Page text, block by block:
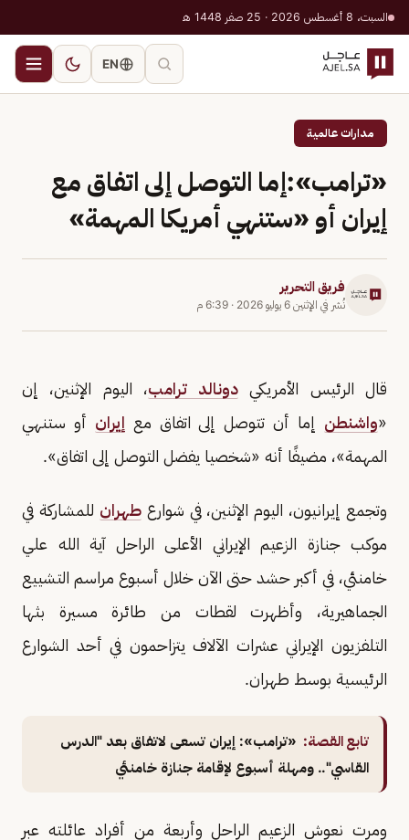
السبت، 8 أغسطس 2026 · 25 صفر 1448 هـ
EN
مدارات عالمية
«ترامب»:إما التوصل إلى اتفاق مع
إيران أو «ستنهي أمريكا المهمة»
فريق التحرير
نُشر في الإثنين 6 يوليو 2026 · 6:39 م
قال الرئيس الأمريكيدونالد ترامب، اليوم الإثنين، إن
«واشنطن إما أن تتوصل إلى اتفاق مع إيران أو ستنهي
المهمة»، مضيفًا أنه «شخصيا يفضل التوصل إلى اتفاق».
وتجمع إيرانيون، اليوم الإثنين، في شوارعطهران للمشاركة في
موكب جنازة الزعيم الإيراني الأعلى الراحل آية الله علي
خامنئي، في أكبر حشد حتى الآن خلال أسبوع مراسم التشييع
الجماهيرية، وأظهرت لقطات من طائرة مسيرة بثها
التلفزيون الإيراني عشرات الآلاف يتزاحمون في أحد الشوارع
الرئيسية بوسط طهران.
تابع القصة: «ترامب»: إيران تسعى لاتفاق بعد "الدرس
القاسي".. ومهلة أسبوع لإقامة جنازة خامنئي
ومرت نعوش الزعيم الراحل وأربعة من أفراد عائلته عبر